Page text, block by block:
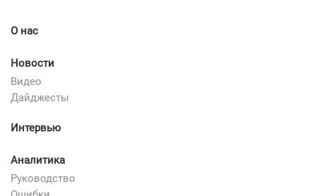
О нас
Новости
Видео
Дайджесты
Интервью
Аналитика
Руководство